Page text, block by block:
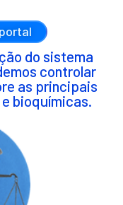
do sistema
controlar
as principais
bioquímicas.